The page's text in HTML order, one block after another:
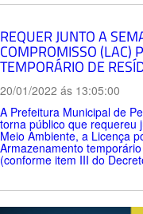
REQUER JUNTO A
COMPROMISSO (LAC)
TEMPORÁRIO DE
20/01/2022 ás 13:05:00
A Prefeitura Municipal de
torna público que requereu
Meio Ambiente, a Licença
Armazenamento
(conforme item III do